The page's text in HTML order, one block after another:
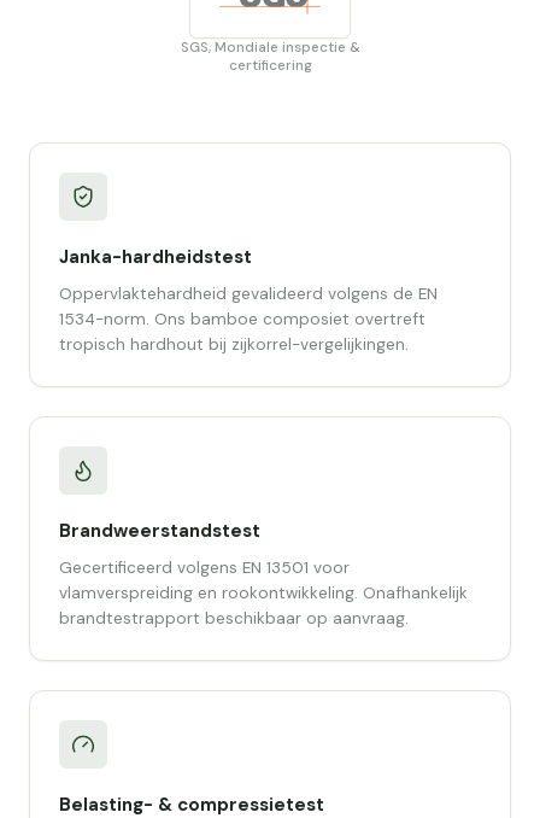
SGS, Mondiale inspectie &
certificering
Janka-hardheidstest
Oppervlaktehardheid gevalideerd volgens de EN
1534-norm. Ons bamboe composiet overtreft
tropisch hardhout bij zijkorrel-vergelijkingen.
Brandweerstandstest
Gecertificeerd volgens EN 13501 voor
vlamverspreiding en rookontwikkeling. Onafhankelijk
brandtestrapport beschikbaar op aanvraag.
Belasting- & compressietest